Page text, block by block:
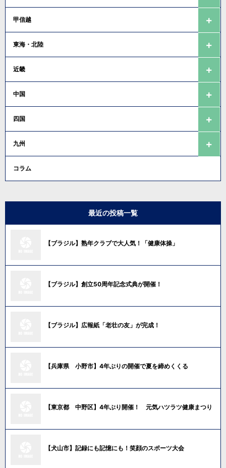
甲信越
東海・北陸
近畿
中国
四国
九州
コラム
最近の投稿一覧
【ブラジル】熟年クラブで大人気！「健康体操」
【ブラジル】創立50周年記念式典が開催！
【ブラジル】広報紙「老壮の友」が完成！
【兵庫県 小野市】4年ぶりの開催で夏を締めくくる
【東京都 中野区】4年ぶり開催！ 元気ハツラツ健康まつり
【犬山市】記録にも記憶にも！笑顔のスポーツ大会